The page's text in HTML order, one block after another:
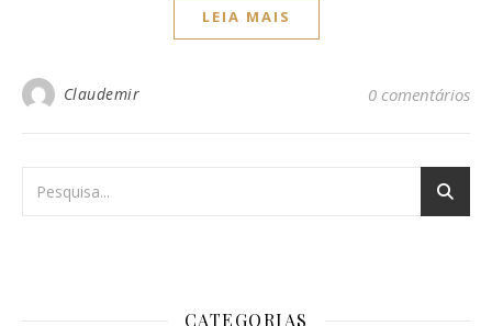
LEIA MAIS
Claudemir 0 comentários
CATEGORIAS